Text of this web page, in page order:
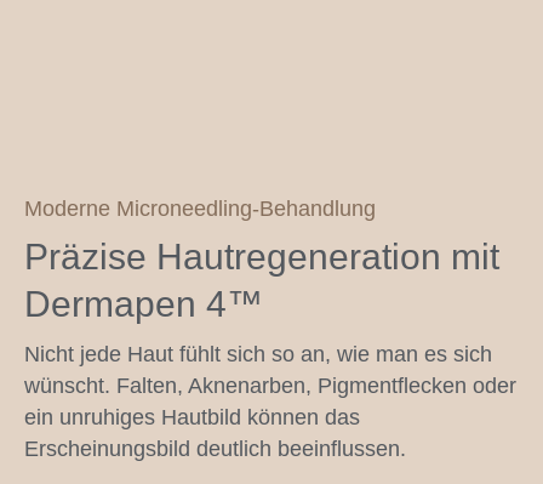
Moderne Microneedling-Behandlung
Präzise Hautregeneration mit
Dermapen 4™
Nicht jede Haut fühlt sich so an, wie man es sich
wünscht. Falten, Aknenarben, Pigmentflecken oder
ein unruhiges Hautbild können das
Erscheinungsbild deutlich beeinflussen.